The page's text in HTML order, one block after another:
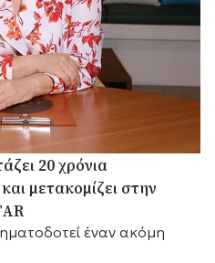
20 χρόνια
μετακομίζει στην
έναν ακόμη